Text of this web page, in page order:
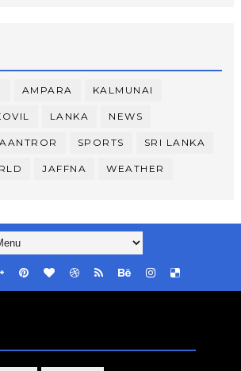
AMPARA KALMUNAI
LANKA NEWS
SPORTS SRI LANKA
JAFFNA WEATHER